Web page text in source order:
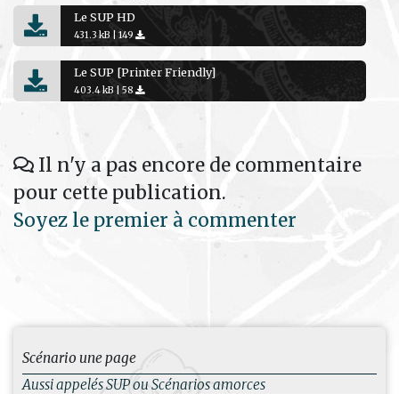
Le SUP HD
431.3 kB |149
Le SUP [Printer Friendly]
403.4 kB |58
Il n'y a pas encore de commentaire
pour cette publication.
Soyez le premier à commenter
Scénario une page
Aussi appelés SUP ou Scénarios amorces